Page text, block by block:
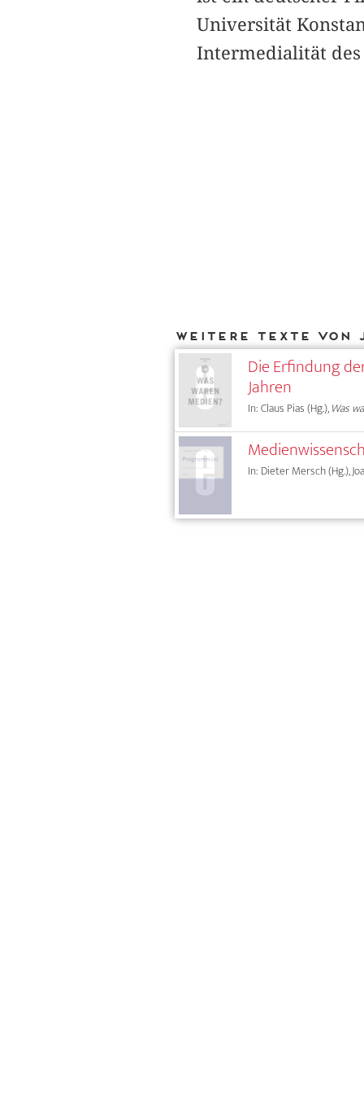
Universität
Intermedialität
Weitere Texte von
Die Erfindung
Jahren
In: Claus Pias (Hg.),Was
In: Dieter Mersch (Hg.),